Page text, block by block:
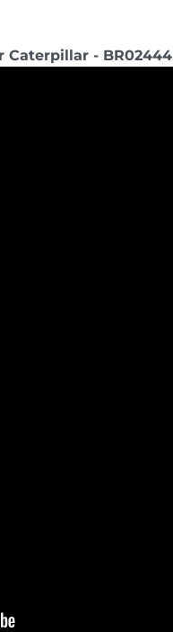
Caterpillar - BR02444